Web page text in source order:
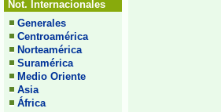
Not. Internacionales
Generales
Centroamérica
Norteamérica
Suramérica
Medio Oriente
Asia
África